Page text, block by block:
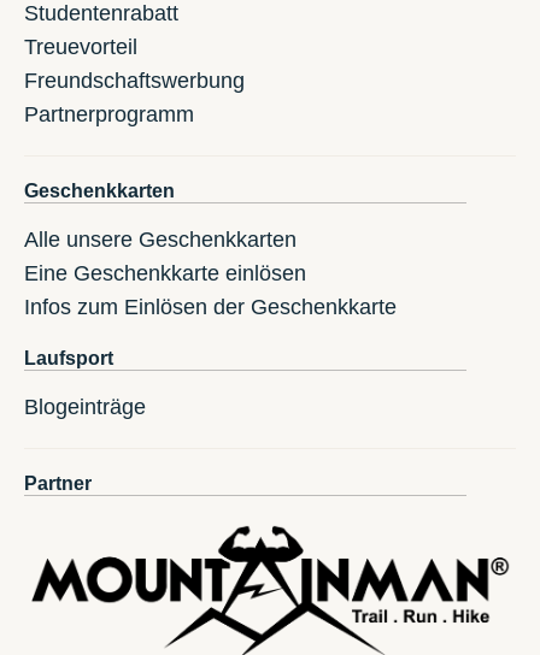
Studentenrabatt
Treuevorteil
Freundschaftswerbung
Partnerprogramm
Geschenkkarten
Alle unsere Geschenkkarten
Eine Geschenkkarte einlösen
Infos zum Einlösen der Geschenkkarte
Laufsport
Blogeinträge
Partner